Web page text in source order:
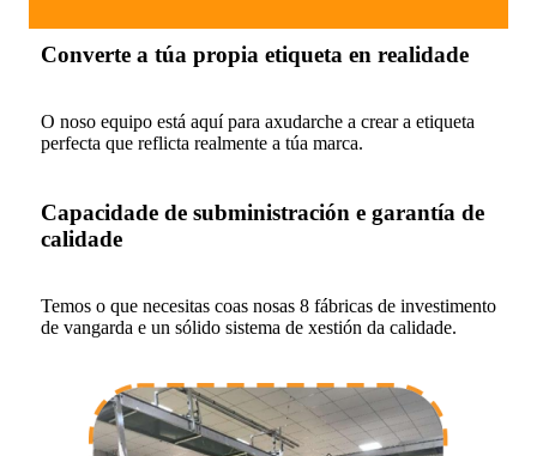
Converte a túa propia etiqueta en realidade
O noso equipo está aquí para axudarche a crear a etiqueta
perfecta que reflicta realmente a túa marca.
Capacidade de subministración e garantía de
calidade
Temos o que necesitas coas nosas 8 fábricas de investimento
de vangarda e un sólido sistema de xestión da calidade.